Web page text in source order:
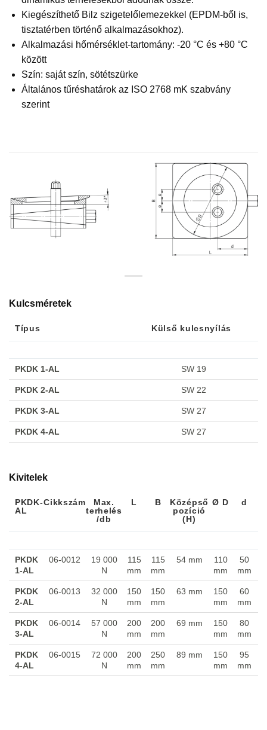
Kiegészíthető Bilz szigetelőlemezekkel (EPDM-ből is,
tisztatérben történő alkalmazásokhoz).
Alkalmazási hőmérséklet-tartomány: -20 °C és +80 °C
között
Szín: saját szín, sötétszürke
Általános tűréshatárok az ISO 2768 mK szabvány
szerint
Kulcsméretek
Típus Külső kulcsnyílás
PKDK 1-AL
SW 19
PKDK 2-AL SW 22
PKDK 3-AL SW 27
PKDK 4-AL SW 27
Kivitelek
PKDK-
AL
Cikkszám
Max.
terhelés
/db
L B
Középső
pozíció
(H)
Ø D d
/db
(H)
PKDK
1-AL
06-0012
19 000
N
115
mm
115
mm
54 mm
110
mm
50
mm
PKDK
2-AL
06-0013
32 000
N
150
mm
150
mm
63 mm
150
mm
60
mm
PKDK
3-AL
06-0014
57 000
N
200
mm
200
mm
69 mm
150
mm
80
mm
PKDK
4-AL
06-0015
72 000
N
200
mm
250
mm
89 mm
150
mm
95
mm